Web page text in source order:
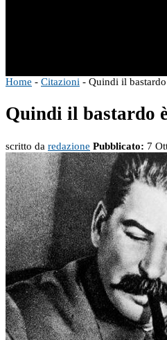
Home - Citazioni - Quindi il
Quindi il bastardo
scritto da redazione Pubblicato: 7